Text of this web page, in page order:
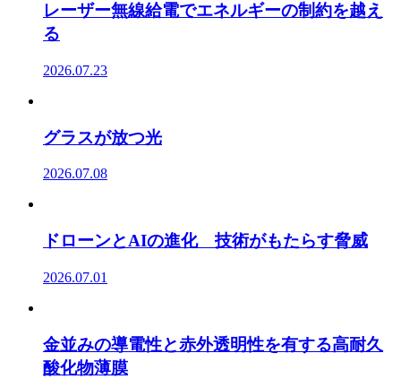
レーザー無線給電でエネルギーの制約を越え
る
2026.07.23
グラスが放つ光
2026.07.08
ドローンとAIの進化 技術がもたらす脅威
2026.07.01
金並みの導電性と赤外透明性を有する高耐久
酸化物薄膜